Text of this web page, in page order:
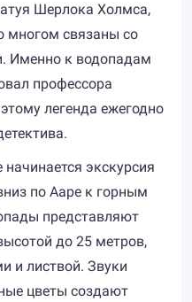
Шерлока Холмса,
многом связаны со
Именно к водопадам
профессора
легенда ежегодно
экскурсия
по Ааре к горным
представляют
до 25 метров,
и листвой. Звуки
цветы создают